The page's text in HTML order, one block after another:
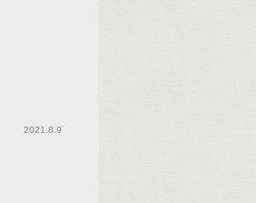
2021.8.9